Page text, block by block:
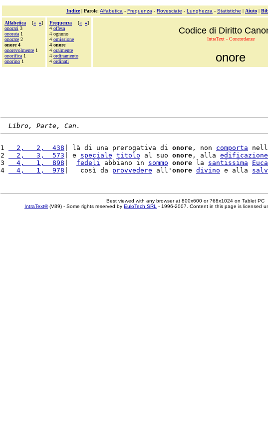
Indice| Parole: Alfabetica - Frequenza - Rovesciate - Lunghezza - Statistiche | Aiuto |
Alfabetica [« »]
onorari 3
onorata 1
onorate 2
onore 4
onorevolmente 1
onorifica 1
onorino 1
Frequenza [« »]
4 offesa
4 ognuno
4 omissione
4 onore
4 oralmente
4 ordinamento
4 ordinati
Codice di Diritto
IntraText - Concordanze
onore
Libro, Parte, Can.
1
  2,   2,  438
| là di una prerogativa di onore , non comporta
2
  2,   3,  573
| e speciale titolo al suo onore , alla edificazione
3
  4,   1,  898
fedeli abbiano in sommo onore la santissima
4
  4,   1,  978
|   così da provvedere all' onore divino e alla
Best viewed with any browser at 800x600 or 768x1024 on Tablet PC
IntraText®(V89) - Some rights reserved by EuloTech SRL - 1996-2007. Content in this page is licensed